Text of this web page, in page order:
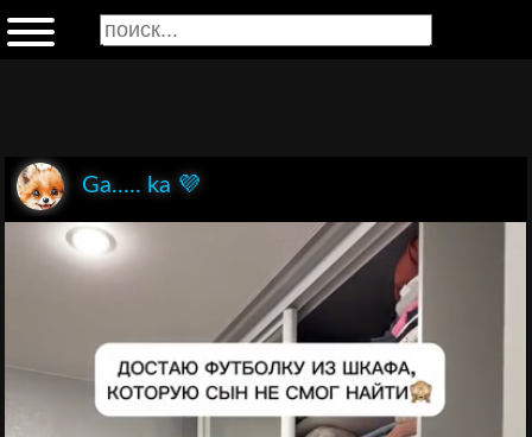
Ga..... ka 💜